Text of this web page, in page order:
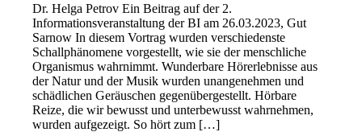
Dr. Helga Petrov Ein Beitrag auf der 2.
Informationsveranstaltung der BI am 26.03.2023, Gut
Sarnow In diesem Vortrag wurden verschiedenste
Schallphänomene vorgestellt, wie sie der menschliche
Organismus wahrnimmt. Wunderbare Hörerlebnisse aus
der Natur und der Musik wurden unangenehmen und
schädlichen Geräuschen gegenübergestellt. Hörbare
Reize, die wir bewusst und unterbewusst wahrnehmen,
wurden aufgezeigt. So hört zum […]